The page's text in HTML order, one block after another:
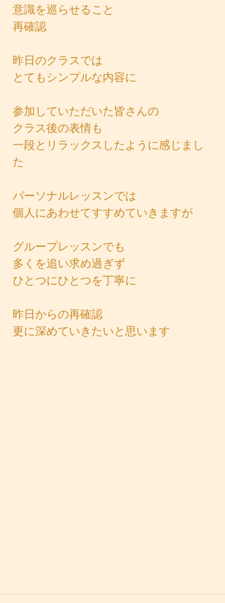
意識を巡らせること
再確認
昨日のクラスでは
とてもシンプルな内容に
参加していただいた皆さんの
クラス後の表情も
一段とリラックスしたように感じまし
た
パーソナルレッスンでは
個人にあわせてすすめていきますが
グループレッスンでも
多くを追い求め過ぎず
ひとつにひとつを丁寧に
昨日からの再確認
更に深めていきたいと思います